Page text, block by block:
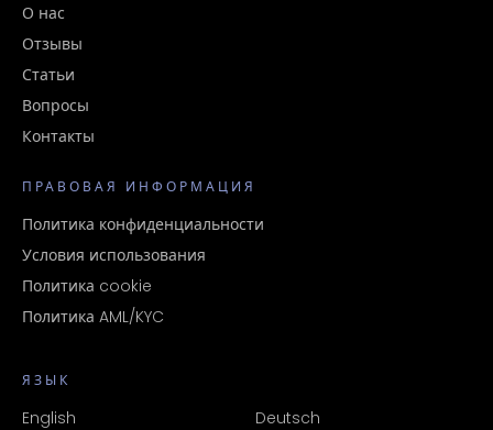
О нас
Отзывы
Статьи
Вопросы
Контакты
ПРАВОВАЯ ИНФОРМАЦИЯ
Политика конфиденциальности
Условия использования
Политика cookie
Политика AML/KYC
ЯЗЫК
English
Deutsch